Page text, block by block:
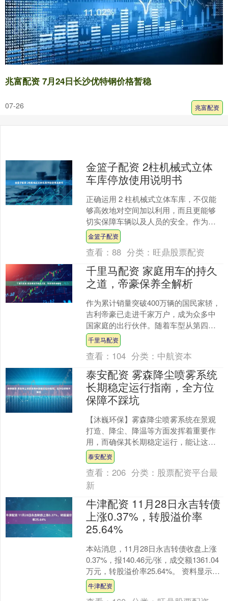
兆富配资 7月24日长沙优特钢价格暂稳
07-26 兆富配资
金篮子配资 2柱机械式立体
车库停放使用说明书
正确运用 2 柱机械式立体车库，不仅能
够高效地对空间加以利用，而且更能够
切实保障车辆以及人员的安全。作为四
川莱贝停车设备有限公司的技术人员，
我常常目睹因操作不正....
金篮子配资
查看：88 分类： 旺鼎股票配资
千里马配资 家庭用车的持久
之道，帝豪保养全解析
作为累计销量突破400万辆的国民家轿，
吉利帝豪已走进千家万户，成为众多中
国家庭的出行伙伴。随着车型从第四代
帝豪进化至全新一代，其产品力全面跃
升的同时，如何在后续....
千里马配资
查看： 104 分类： 中航资本
泰安配资 雾森降尘喷雾系统
长期稳定运行指南，全方位
保障不踩坑
【沐巍环保】雾森降尘喷雾系统在景观
打造、降尘、降温等方面发挥着重要作
用，而确保其长期稳定运行，能让这些
功能持续为我们服务。要达成这一目
标，需要从多个方面入手。 ....
泰安配资
查看：206 分类： 股票配资平台最
新
牛津配资 11月28日永吉转债
上涨0.37%，转股溢价率
25.64%
本站消息，11月28日永吉转债收盘上涨
0.37%，报140.46元/张，成交额1361.04
万元，转股溢价率25.64%。 资料显示，
永吉转债信用级别为“AA-....
牛津配资